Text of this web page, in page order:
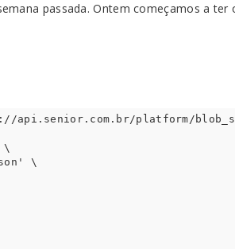
passada. Ontem começamos a ter
platform/
\
\